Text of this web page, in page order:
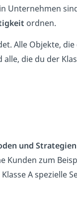
Unternehmen
ordnen.
Alle Objekte, die
die du der
und Strategien
Kunden zum
A spezielle